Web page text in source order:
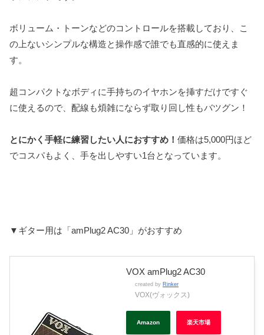
ボリューム・トーンなどのコントロールを搭載しており、こ
の上ないシンプルな構造と操作感で誰でも直感的に使えま
す。
超コンパクトなボディに手持ちのイヤホンを挿すだけですぐ
に使えるので、配線も煩雑にならず取り回し性もバツグン！
とにかく手軽に練習したい人におすすめ！ 価格は5,000円ほど
でコスパもよく、手を出しやすい1台となっています。
▼ギター用は「amPlug2 AC30」がおすすめ
VOX amPlug2 AC30
created by Rinker
VOX(ヴォックス)
Amazon 楽天市場